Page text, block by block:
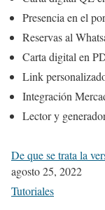
Presencia en el
Reservas al
Carta digital en
Link
Integración
Lector y
De que se trata la
agosto 25, 2022
Tutoriales